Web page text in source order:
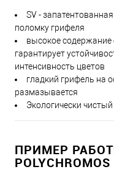
SV -
поломку грифеля
высокое содержание
гарантирует
интенсивность цветов
гладкий грифель на
размазывается
Экологически
ПРИМЕР
POLYCHROMOS